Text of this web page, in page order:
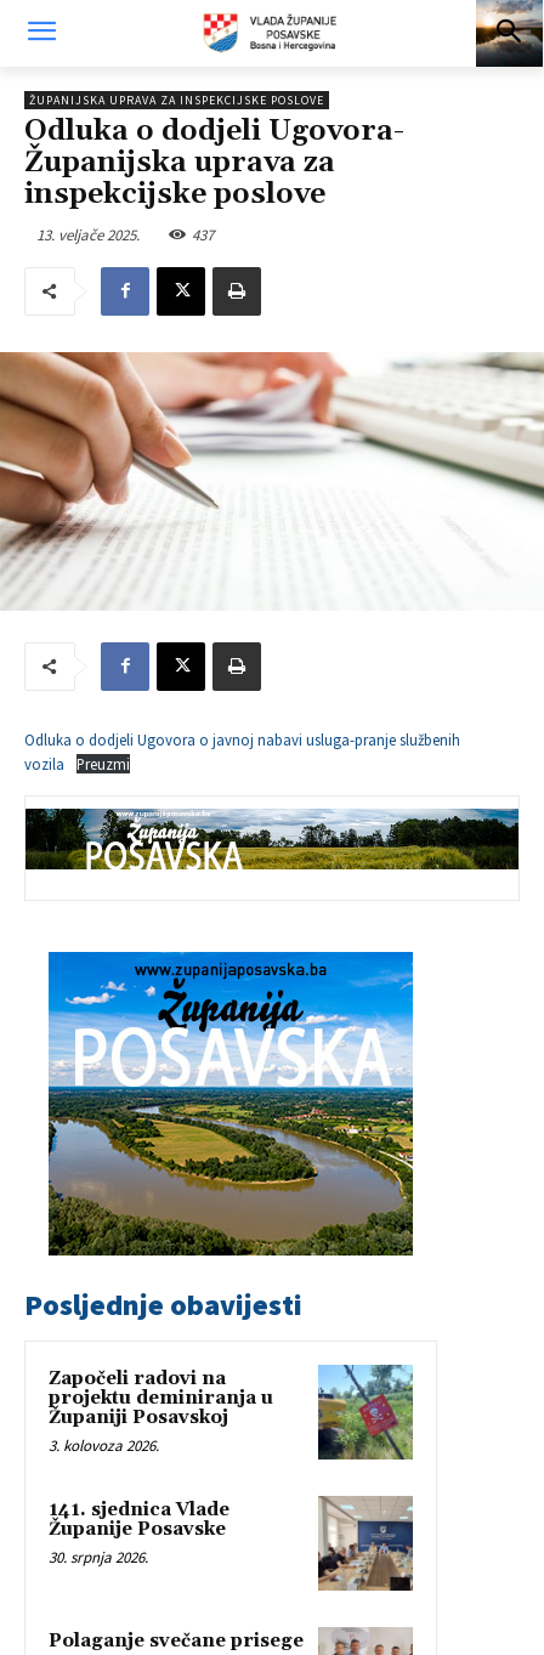
ŽUPANIJSKA UPRAVA ZA INSPEKCIJSKE POSLOVE
Odluka o dodjeli Ugovora-
Županijska uprava za
inspekcijske poslove
13. veljače 2025. 437
Odluka o dodjeli Ugovora o javnoj nabavi usluga-pranje službenih
vozila
Preuzmi
Posljednje obavijesti
Započeli radovi na
projektu deminiranja u
Županiji Posavskoj
3. kolovoza 2026.
141. sjednica Vlade
Županije Posavske
30. srpnja 2026.
Polaganje svečane prisege